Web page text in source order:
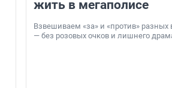
жить в мегаполисе
Взвешиваем «за» и «против» разных
— без розовых очков и лишнего